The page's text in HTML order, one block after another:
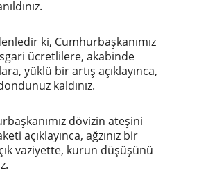
ki, Cumhurbaşkanımız
ücretlilere, akabinde
yüklü bir artış açıklayınca,
kaldınız.
dövizin ateşini
açıklayınca, ağzınız bir
vaziyette, kurun düşüşünü